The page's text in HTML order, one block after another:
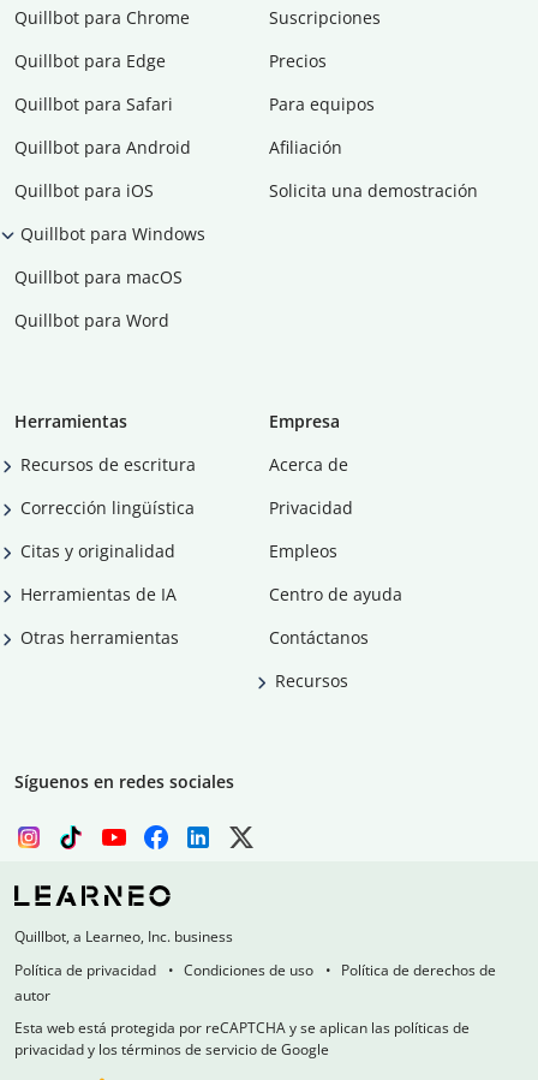
Quillbot para Chrome
Quillbot para Edge
Quillbot para Safari
Quillbot para Android
Quillbot para iOS
Quillbot para Windows
Quillbot para macOS
Quillbot para Word
Suscripciones
Precios
Para equipos
Afiliación
Solicita una demostración
Herramientas
Recursos de escritura
Corrección lingüística
Citas y originalidad
Herramientas de IA
Otras herramientas
Empresa
Acerca de
Privacidad
Empleos
Centro de ayuda
Contáctanos
Recursos
Síguenos en redes sociales
Quillbot, a Learneo, Inc. business
Política de privacidad
Condiciones de uso
Política de derechos de
autor
Esta web está protegida por reCAPTCHA y se aplican las políticas de
privacidad y los términos de servicio de Google